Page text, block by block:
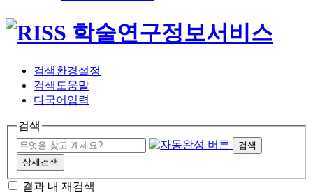
검색환경설정
검색도움말
다국어입력
검색
검색
상세검색
결과 내 재검색